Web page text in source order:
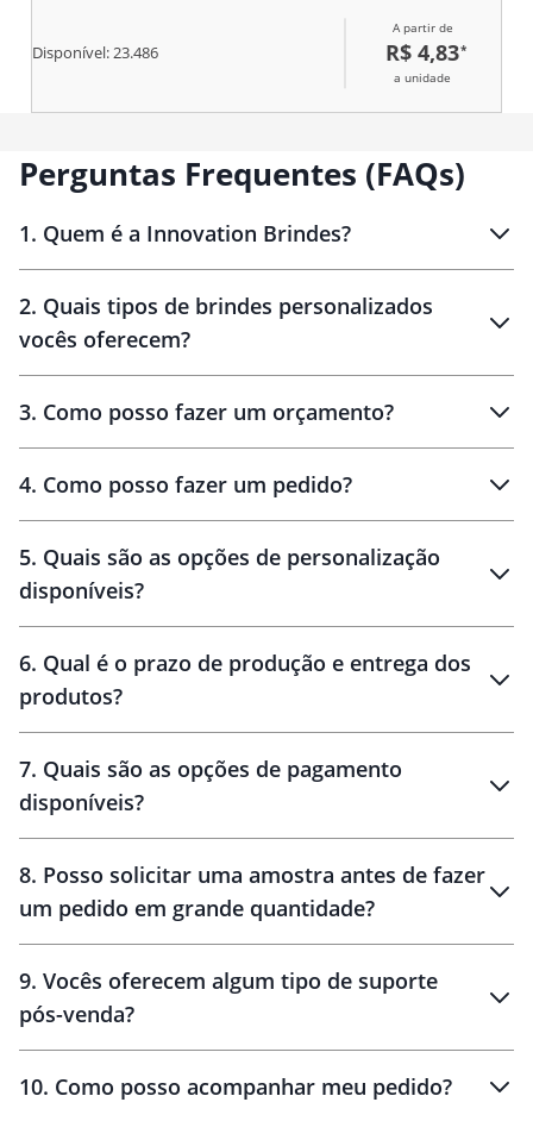
Disponível:23.486
A partir de
R$ 4,83*
a unidade
Perguntas Frequentes (FAQs)
1. Quem é a Innovation Brindes?
Brindes personalizados
2. Quais tipos de brindes personalizados
vocês oferecem?
personalizados
3. Como posso fazer um orçamento?
brinde
personalização
4. Como posso fazer um pedido?
amostra virtual
5. Quais são as opções de personalização
disponíveis?
6. Qual é o prazo de produção e entrega dos
produtos?
10 dias
brinde
48 horas
7. Quais são as opções de pagamento
disponíveis?
8. Posso solicitar uma amostra antes de fazer
um pedido em grande quantidade?
amostras
9. Vocês oferecem algum tipo de suporte
pós-venda?
10. Como posso acompanhar meu pedido?